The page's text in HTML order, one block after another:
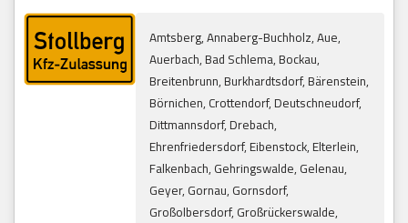
Amtsberg, Annaberg-Buchholz, Aue,
Auerbach, Bad Schlema, Bockau,
Breitenbrunn, Burkhardtsdorf, Bärenstein,
Börnichen, Crottendorf, Deutschneudorf,
Dittmannsdorf, Drebach,
Ehrenfriedersdorf, Eibenstock, Elterlein,
Falkenbach, Gehringswalde, Gelenau,
Geyer, Gornau, Gornsdorf,
Großolbersdorf, Großrückerswalde,